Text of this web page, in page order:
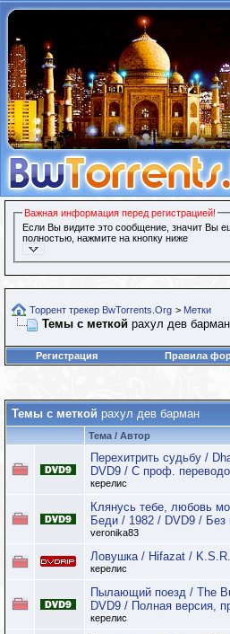
Важная информация перед регистрацией!
Если Вы видите это сообщение, значит Вы
полностью, нажмите на кнопку ниже
Торрент трекер BwTorrents.Org > Метки
Темы с меткой рахул дев барман
Регистрация Правила
Темы с меткой рахул дев барман
Тема / Автор
Перехитрить судьбу /
DVD9 / С проф.
керелис
Клянусь тебе, любовь
Беди / 1982 / DVD9 / Без
veronika83
Ловушка / Hifazat /
керелис
Пылающий поезд / The
DVD9 / Полная версия,
керелис